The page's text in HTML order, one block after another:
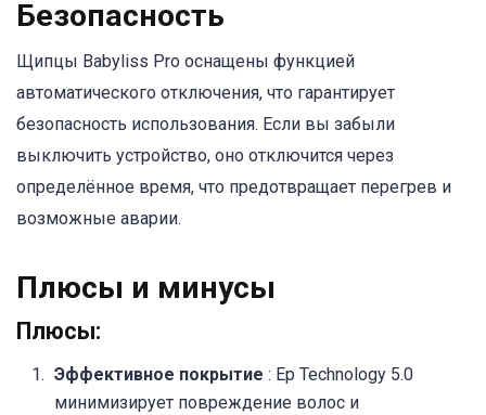
Безопасность
Щипцы Babyliss Pro оснащены функцией
автоматического отключения, что гарантирует
безопасность использования. Если вы забыли
выключить устройство, оно отключится через
определённое время, что предотвращает перегрев и
возможные аварии.
Плюсы и минусы
Плюсы:
Эффективное покрытие : Ep Technology 5.0
минимизирует повреждение волос и